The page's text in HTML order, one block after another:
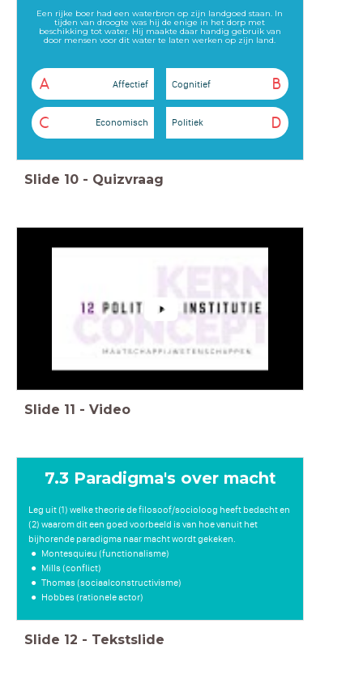
Een rijke boer had een waterbron op zijn landgoed staan. In
tijden van droogte was hij de enige in het dorp met
beschikking tot water. Hij maakte daar handig gebruik van
door mensen voor dit water te laten werken op zijn land.
A Affectief B
Cognitief
C Economisch D
Politiek
Slide 10 - Quizvraag
Slide 11 - Video
7.3 Paradigma's over macht
Leg uit (1) welke theorie de filosoof/socioloog heeft bedacht en
(2) waarom dit een goed voorbeeld is van hoe vanuit het
bijhorende paradigma naar macht wordt gekeken.
Montesquieu (functionalisme)
Mills (conflict)
Thomas (sociaalconstructivisme)
Hobbes (rationele actor)
Slide 12 - Tekstslide